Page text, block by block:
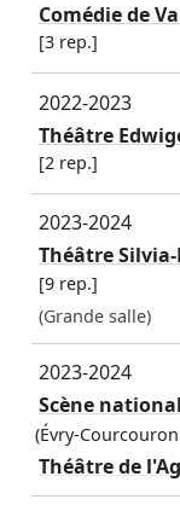
Comédie de
[3 rep.]
2022-2023
Théâtre
[2 rep.]
2023-2024
Théâtre
[9 rep.]
(Grande salle)
2023-2024
Scène
(Évry-
Théâtre de